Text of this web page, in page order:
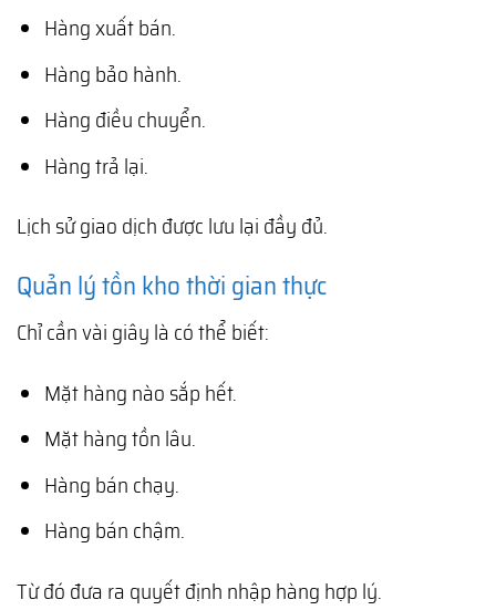
Hàng xuất bán.
Hàng bảo hành.
Hàng điều chuyển.
Hàng trả lại.
Lịch sử giao dịch được lưu lại đầy đủ.
Quản lý tồn kho thời gian thực
Chỉ cần vài giây là có thể biết:
Mặt hàng nào sắp hết.
Mặt hàng tồn lâu.
Hàng bán chạy.
Hàng bán chậm.
Từ đó đưa ra quyết định nhập hàng hợp lý.